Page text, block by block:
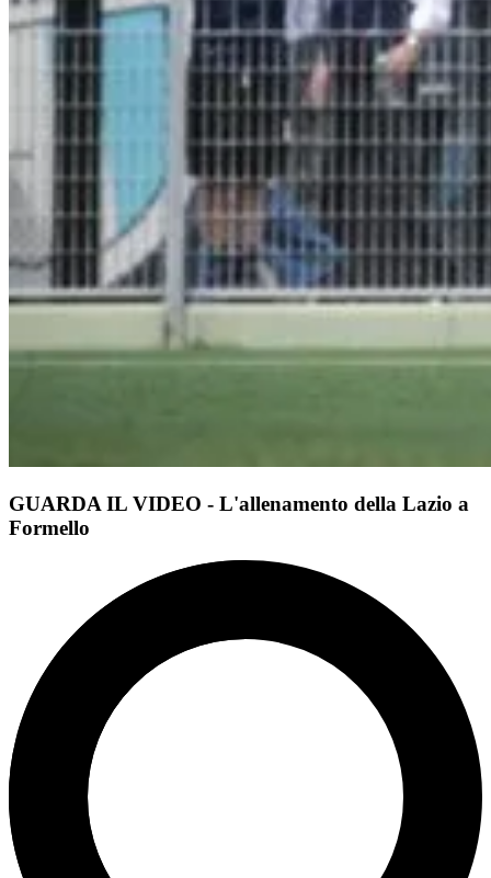
GUARDA IL VIDEO - L'allenamento della Lazio a
Formello